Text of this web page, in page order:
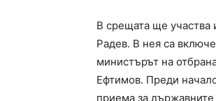
В срещата ще участва
Радев. В нея са
министърът на
Ефтимов. Преди
приема за държавните